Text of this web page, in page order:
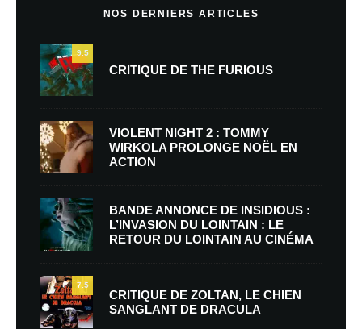
NOS DERNIERS ARTICLES
9.5
CRITIQUE DE THE FURIOUS
VIOLENT NIGHT 2 : TOMMY
WIRKOLA PROLONGE NOËL EN
ACTION
BANDE ANNONCE DE INSIDIOUS :
L’INVASION DU LOINTAIN : LE
RETOUR DU LOINTAIN AU CINÉMA
7.5
CRITIQUE DE ZOLTAN, LE CHIEN
SANGLANT DE DRACULA